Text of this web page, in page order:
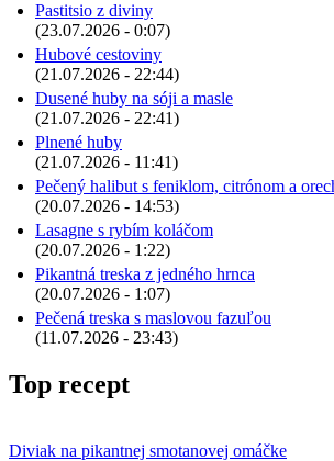
Pastitsio z diviny
(23.07.2026 - 0:07)
Hubové cestoviny
(21.07.2026 - 22:44)
Dusené huby na sóji a masle
(21.07.2026 - 22:41)
Plnené huby
(21.07.2026 - 11:41)
Pečený halibut s feniklom, citrónom a
(20.07.2026 - 14:53)
Lasagne s rybím koláčom
(20.07.2026 - 1:22)
Pikantná treska z jedného hrnca
(20.07.2026 - 1:07)
Pečená treska s maslovou fazuľou
(11.07.2026 - 23:43)
Top recept
Diviak na pikantnej smotanovej omáčke